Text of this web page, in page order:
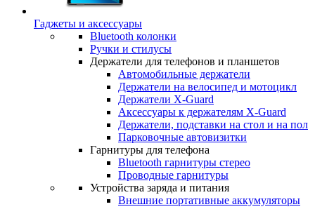
Гаджеты и аксессуары
Bluetooth колонки
Ручки и стилусы
Держатели для телефонов и планшетов
Автомобильные держатели
Держатели на велосипед и мотоцикл
Держатели X-Guard
Аксессуары к держателям X-Guard
Держатели, подставки на стол и на пол
Парковочные автовизитки
Гарнитуры для телефона
Bluetooth гарнитуры стерео
Проводные гарнитуры
Устройства заряда и питания
Внешние портативные аккумуляторы